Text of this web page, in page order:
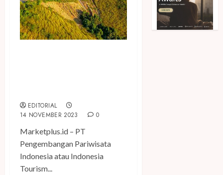
EDITORIAL
14 NOVEMBER 2023
0
Marketplus.id – PT
Pengembangan Pariwisata
Indonesia atau Indonesia
Tourism...